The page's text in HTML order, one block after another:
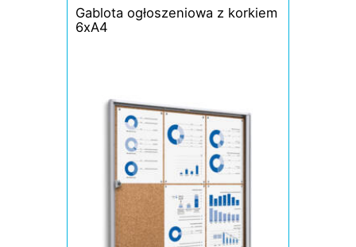
Gablota ogłoszeniowa z korkiem
6xA4